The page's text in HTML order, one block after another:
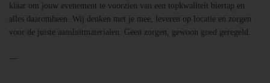
klaar om jouw evenement te voorzien van een topkwaliteit biertap en
alles daaromheen. Wij denken met je mee, leveren op locatie en zorgen
voor de juiste aansluitmaterialen. Geen zorgen, gewoon goed geregeld.
—